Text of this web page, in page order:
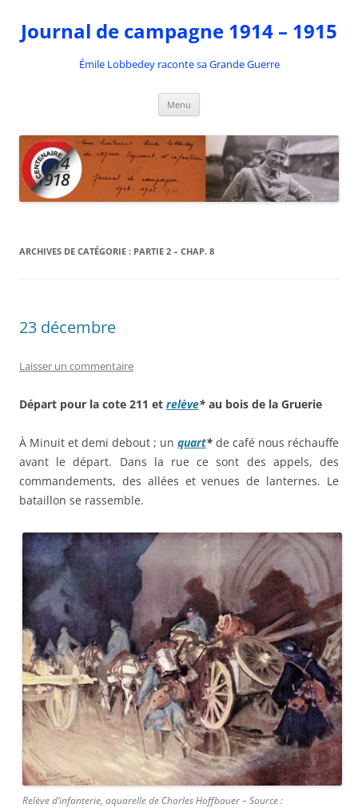
contenu
Journal de campagne 1914 – 1915
Émile Lobbedey raconte sa Grande Guerre
Menu
ARCHIVES DE CATÉGORIE : PARTIE 2 – CHAP. 8
23 décembre
Laisser un commentaire
Départ pour la cote 211 et relève* au bois de la Gruerie
À Minuit et demi debout ; un quart* de café nous réchauffe
avant le départ. Dans la rue ce sont des appels, des
commandements, des allées et venues de lanternes. Le
bataillon se rassemble.
Relève d’infanterie, aquarelle de Charles Hoffbauer – Source :